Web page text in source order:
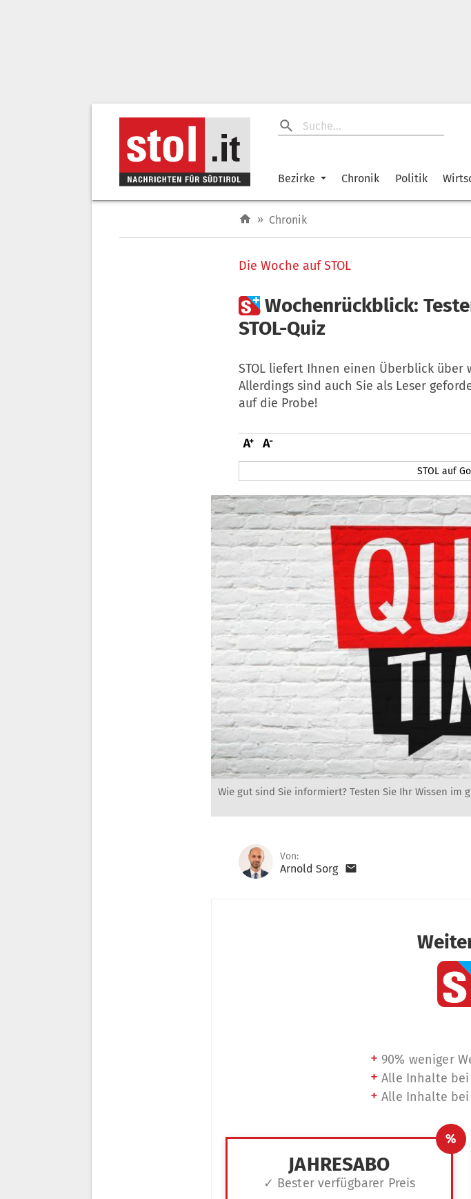
Bezirke Chronik Politik
» Chronik
Die Woche auf STOL
Wochenrückblick:
STOL-Quiz
STOL liefert Ihnen einen Überblick über
Allerdings sind auch Sie als Leser
auf die Probe!
STOL auf
Wie gut sind Sie informiert? Testen Sie Ihr Wissen im
Von:
Arnold Sorg